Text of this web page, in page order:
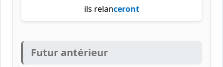
ils relanceront
Futur antérieur